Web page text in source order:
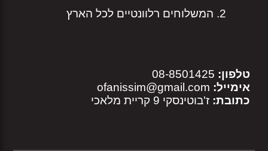
המשלוחים רלוונטיים לכל הארץ
טלפון:
אימייל: ofanissim@gmail.com
כתובת: ז'בוטינסקי 9 קריית מלאכי